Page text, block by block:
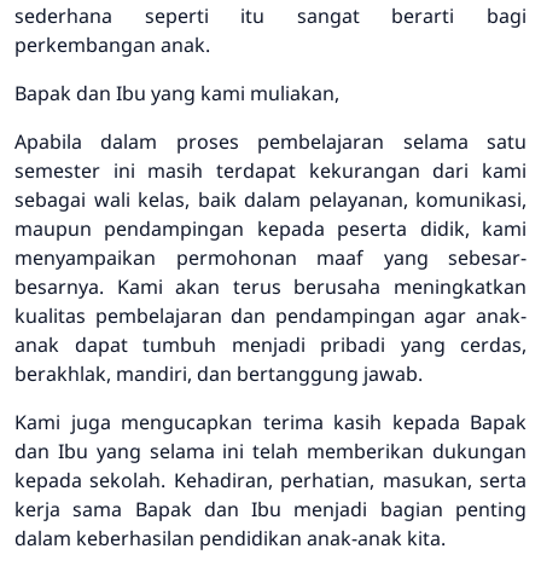
sederhana seperti itu sangat berarti bagi
perkembangan anak.
Bapak dan Ibu yang kami muliakan,
Apabila dalam proses pembelajaran selama satu
semester ini masih terdapat kekurangan dari kami
sebagai wali kelas, baik dalam pelayanan, komunikasi,
maupun pendampingan kepada peserta didik, kami
menyampaikan permohonan maaf yang sebesar-
besarnya. Kami akan terus berusaha meningkatkan
kualitas pembelajaran dan pendampingan agar anak-
anak dapat tumbuh menjadi pribadi yang cerdas,
berakhlak, mandiri, dan bertanggung jawab.
Kami juga mengucapkan terima kasih kepada Bapak
dan Ibu yang selama ini telah memberikan dukungan
kepada sekolah. Kehadiran, perhatian, masukan, serta
kerja sama Bapak dan Ibu menjadi bagian penting
dalam keberhasilan pendidikan anak-anak kita.